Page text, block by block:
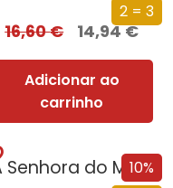
2 = 3
16,60€ 14,94€
Adicionar ao
carrinho
10%
A Senhora do Monte